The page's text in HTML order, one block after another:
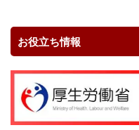
お役立ち情報